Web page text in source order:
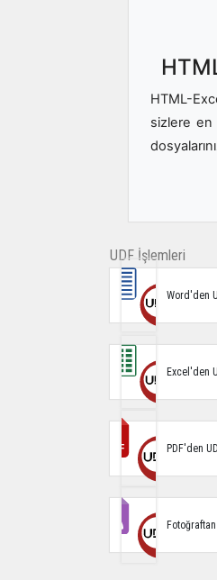
HTML-
sizlere en
UDF İşlemleri
Word'den
Excel'den
PDF'den